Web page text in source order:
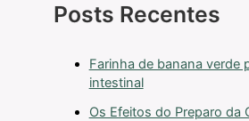
Posts Recentes
Farinha de banana verde
intestinal
Os Efeitos do Preparo da